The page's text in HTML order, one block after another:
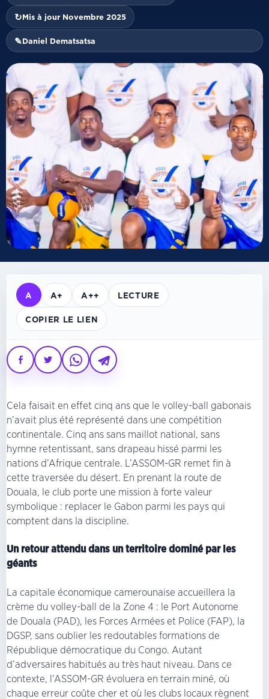
↻Mis à jour Novembre 2025
✎Daniel Dematsatsa
A A+ A++ LECTURE
COPIER LE LIEN
Cela faisait en effet cinq ans que le volley-ball gabonais
n’avait plus été représenté dans une compétition
continentale. Cinq ans sans maillot national, sans
hymne retentissant, sans drapeau hissé parmi les
nations d’Afrique centrale. L’ASSOM-GR remet fin à
cette traversée du désert. En prenant la route de
Douala, le club porte une mission à forte valeur
symbolique : replacer le Gabon parmi les pays qui
comptent dans la discipline.
Un retour attendu dans un territoire dominé par les
géants
La capitale économique camerounaise accueillera la
crème du volley-ball de la Zone 4 : le Port Autonome
de Douala (PAD), les Forces Armées et Police (FAP), la
DGSP, sans oublier les redoutables formations de
République démocratique du Congo. Autant
d’adversaires habitués au très haut niveau. Dans ce
contexte, l’ASSOM-GR évoluera en terrain miné, où
chaque erreur coûte cher et où les clubs locaux règnent